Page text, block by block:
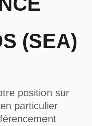
(SEA)
position sur
particulier